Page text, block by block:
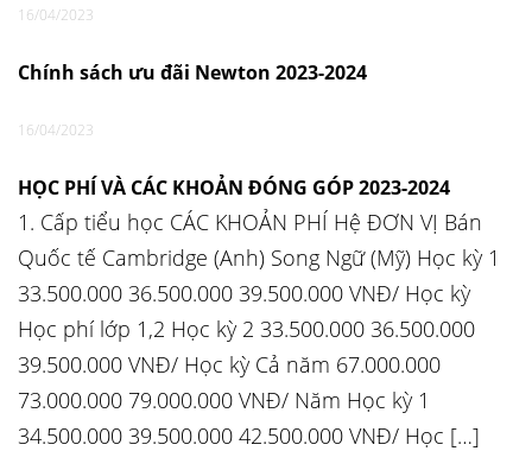
16/04/2023
Chính sách ưu đãi Newton 2023-2024
16/04/2023
HỌC PHÍ VÀ CÁC KHOẢN ĐÓNG GÓP 2023-2024
1. Cấp tiểu học CÁC KHOẢN PHÍ Hệ ĐƠN VỊ Bán
Quốc tế Cambridge (Anh) Song Ngữ (Mỹ) Học kỳ 1
33.500.000 36.500.000 39.500.000 VNĐ/ Học kỳ
Học phí lớp 1,2 Học kỳ 2 33.500.000 36.500.000
39.500.000 VNĐ/ Học kỳ Cả năm 67.000.000
73.000.000 79.000.000 VNĐ/ Năm Học kỳ 1
34.500.000 39.500.000 42.500.000 VNĐ/ Học […]